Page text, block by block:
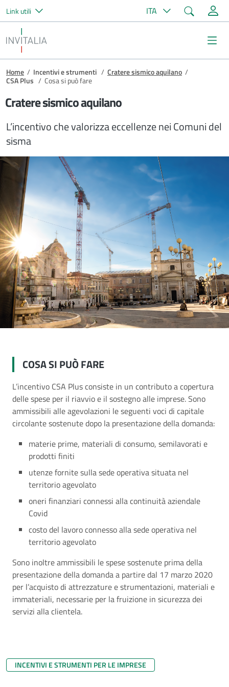
Salta al contenuto principale
Link utili ITA Cerca
Invitalia
Briciole di pane
Home / Incentivi e strumenti / Cratere sismico aquilano /
CSA Plus / Cosa si può fare
Cratere sismico aquilano
L’incentivo che valorizza eccellenze nei Comuni del
sisma
COSA SI PUÒ FARE
L’incentivo CSA Plus consiste in un contributo a copertura
delle spese per il riavvio e il sostegno alle imprese. Sono
ammissibili alle agevolazioni le seguenti voci di capitale
circolante sostenute dopo la presentazione della domanda:
materie prime, materiali di consumo, semilavorati e
prodotti finiti
utenze fornite sulla sede operativa situata nel
territorio agevolato
oneri finanziari connessi alla continuità aziendale
Covid
costo del lavoro connesso alla sede operativa nel
territorio agevolato
Sono inoltre ammissibili le spese sostenute prima della
presentazione della domanda a partire dal 17 marzo 2020
per l’acquisto di attrezzature e strumentazioni, materiali e
immateriali, necessarie per la fruizione in sicurezza dei
servizi alla clientela.
INCENTIVI E STRUMENTI PER LE IMPRESE